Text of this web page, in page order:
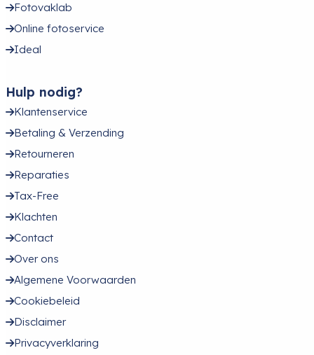
Fotovaklab
Online fotoservice
Ideal
Hulp nodig?
Klantenservice
Betaling & Verzending
Retourneren
Reparaties
Tax-Free
Klachten
Contact
Over ons
Algemene Voorwaarden
Cookiebeleid
Disclaimer
Privacyverklaring